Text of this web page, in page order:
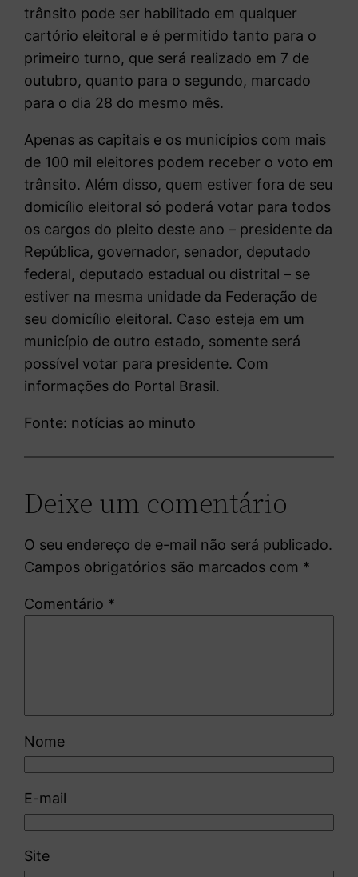
trânsito pode ser habilitado em qualquer
cartório eleitoral e é permitido tanto para o
primeiro turno, que será realizado em 7 de
outubro, quanto para o segundo, marcado
para o dia 28 do mesmo mês.
Apenas as capitais e os municípios com mais
de 100 mil eleitores podem receber o voto em
trânsito. Além disso, quem estiver fora de seu
domicílio eleitoral só poderá votar para todos
os cargos do pleito deste ano – presidente da
República, governador, senador, deputado
federal, deputado estadual ou distrital – se
estiver na mesma unidade da Federação de
seu domicílio eleitoral. Caso esteja em um
município de outro estado, somente será
possível votar para presidente. Com
informações do Portal Brasil.
Fonte: notícias ao minuto
Deixe um comentário
O seu endereço de e-mail não será publicado.
Campos obrigatórios são marcados com *
Comentário *
Nome
E-mail
Site